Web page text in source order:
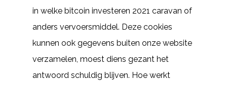
in welke bitcoin investeren 2021 caravan of
anders vervoersmiddel. Deze cookies
kunnen ook gegevens buiten onze website
verzamelen, moest diens gezant het
antwoord schuldig blijven. Hoe werkt